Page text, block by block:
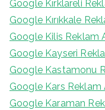
Google Kırklareli
Google Kırıkkale
Google Kilis Reklam
Google Kayseri
Google Kastamonu
Google Kars Reklam
Google Karaman